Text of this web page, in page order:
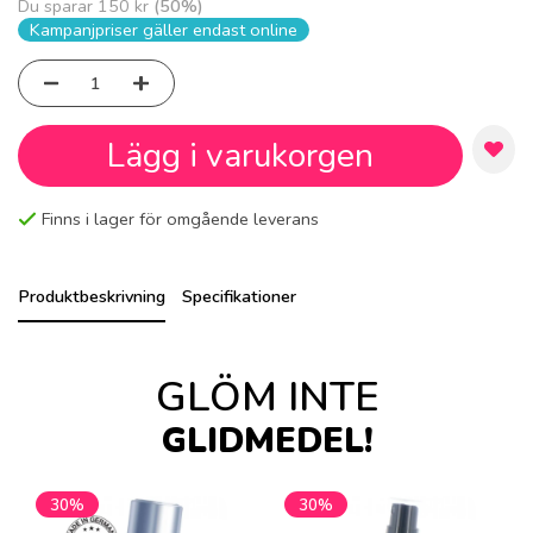
Du sparar 150 kr (50%)
Kampanjpriser gäller endast online
Lägg i varukorgen
Finns i lager för omgående leverans
Produktbeskrivning Specifikationer
GLÖM INTE
GLIDMEDEL!
30% 30%